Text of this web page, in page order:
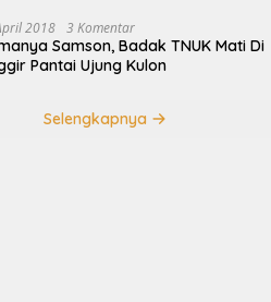
2018 3 Komentar
Samson, Badak TNUK Mati Di
Pantai Ujung Kulon
Selengkapnya